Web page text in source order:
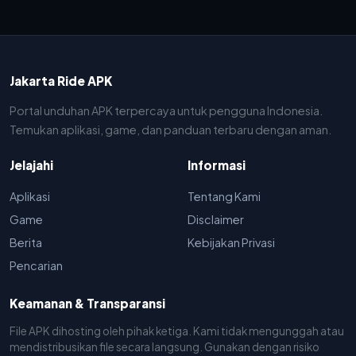
Jakarta Ride APK
Portal unduhan APK terpercaya untuk pengguna Indonesia.
Temukan aplikasi, game, dan panduan terbaru dengan aman.
Jelajahi
Aplikasi
Game
Berita
Pencarian
Informasi
Tentang Kami
Disclaimer
Kebijakan Privasi
Keamanan & Transparansi
File APK dihosting oleh pihak ketiga. Kami tidak mengunggah atau
mendistribusikan file secara langsung. Gunakan dengan risiko